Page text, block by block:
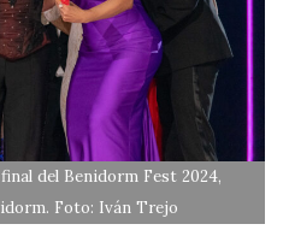
del Benidorm Fest 2024,
Foto: Iván Trejo